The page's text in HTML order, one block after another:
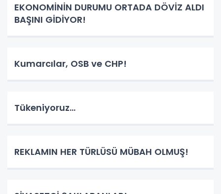
EKONOMİNİN DURUMU ORTADA DÖVİZ ALDI
BAŞINI GİDİYOR!
Kumarcılar, OSB ve CHP!
Tükeniyoruz...
REKLAMIN HER TÜRLÜSÜ MÜBAH OLMUŞ!